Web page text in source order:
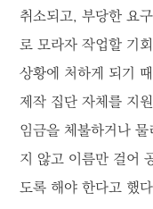
취소되고, 부당한 요
로 모라자 작업할 기
상황에 처하게 되기
제작 집단 자체를 지
임금을 체불하거나
지 않고 이름만 걸어
도록 해야 한다고 했